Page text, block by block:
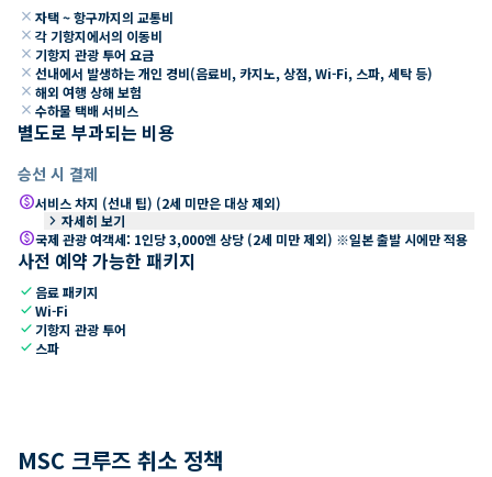
close 자택 ~ 항구까지의 교통비
close 각 기항지에서의 이동비
close 기항지 관광 투어 요금
close 선내에서 발생하는 개인 경비(음료비, 카지노, 상점, Wi-Fi, 스파, 세탁 등)
close 해외 여행 상해 보험
close 수하물 택배 서비스
별도로 부과되는 비용
승선 시 결제
paid서비스 차지 (선내 팁) (2세 미만은 대상 제외)
keyboard_arrow_right 자세히 보기
paid국제 관광 여객세: 1인당 3,000엔 상당 (2세 미만 제외) ※일본 출발 시에만 적용
사전 예약 가능한 패키지
check 음료 패키지
checkWi-Fi
check 기항지 관광 투어
check 스파
MSC 크루즈 취소 정책